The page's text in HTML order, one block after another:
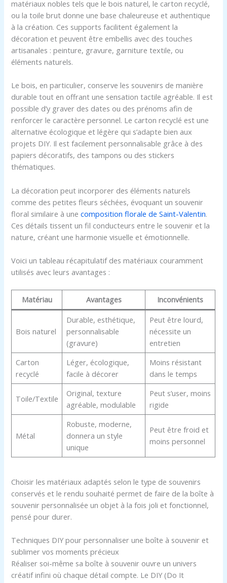
matériaux nobles tels que le bois naturel, le carton recyclé,
ou la toile brut donne une base chaleureuse et authentique
à la création. Ces supports facilitent également la
décoration et peuvent être embellis avec des touches
artisanales : peinture, gravure, garniture textile, ou
éléments naturels.
Le bois, en particulier, conserve les souvenirs de manière
durable tout en offrant une sensation tactile agréable. Il est
possible d’y graver des dates ou des prénoms afin de
renforcer le caractère personnel. Le carton recyclé est une
alternative écologique et légère qui s’adapte bien aux
projets DIY. Il est facilement personnalisable grâce à des
papiers décoratifs, des tampons ou des stickers
thématiques.
La décoration peut incorporer des éléments naturels
comme des petites fleurs séchées, évoquant un souvenir
floral similaire à unecomposition florale de Saint-Valentin.
Ces détails tissent un fil conducteurs entre le souvenir et la
nature, créant une harmonie visuelle et émotionnelle.
Voici un tableau récapitulatif des matériaux couramment
utilisés avec leurs avantages :
Matériau Avantages Inconvénients
Bois naturel
Durable, esthétique,
personnalisable
(gravure)
Peut être lourd,
nécessite un
entretien
Carton
recyclé
Léger, écologique,
facile à décorer
Moins résistant
dans le temps
Toile/Textile
Original, texture
agréable, modulable
Peut s’user, moins
rigide
Métal
Robuste, moderne,
donnera un style
unique
Peut être froid et
moins personnel
Choisir les matériaux adaptés selon le type de souvenirs
conservés et le rendu souhaité permet de faire de la boîte à
souvenir personnalisée un objet à la fois joli et fonctionnel,
pensé pour durer.
Techniques DIY pour personnaliser une boîte à souvenir et
sublimer vos moments précieux
Réaliser soi-même sa boîte à souvenir ouvre un univers
créatif infini où chaque détail compte. Le DIY (Do It